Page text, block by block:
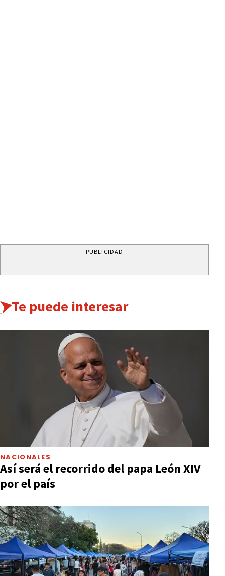
PUBLICIDAD
Te puede interesar
NACIONALES
Así será el recorrido del papa León XIV
por el país